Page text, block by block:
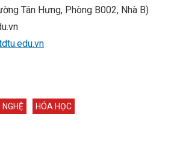
Tân Hưng, Phòng B002, Nhà B)
NGHỆ HÓA HỌC